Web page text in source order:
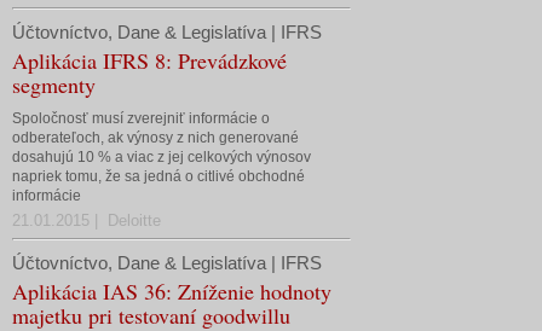
Účtovníctvo, Dane & Legislatíva | IFRS
Aplikácia IFRS 8: Prevádzkové
segmenty
Spoločnosť musí zverejniť informácie o
odberateľoch, ak výnosy z nich generované
dosahujú 10 % a viac z jej celkových výnosov
napriek tomu, že sa jedná o citlivé obchodné
informácie
21.01.2015 | Deloitte
Účtovníctvo, Dane & Legislatíva | IFRS
Aplikácia IAS 36: Zníženie hodnoty
majetku pri testovaní goodwillu